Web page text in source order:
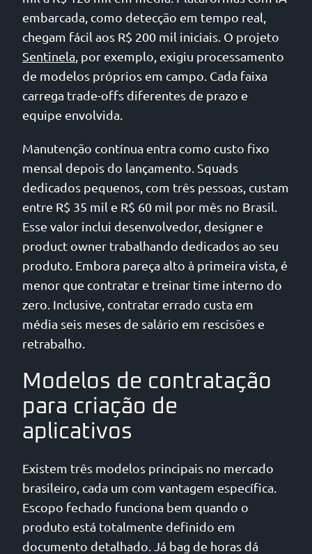
embarcada, como detecção em tempo real,
chegam fácil aos R$ 200 mil iniciais. O projeto
Sentinela , por exemplo, exigiu processamento
de modelos próprios em campo. Cada faixa
carrega trade-offs diferentes de prazo e
equipe envolvida.
Manutenção contínua entra como custo fixo
mensal depois do lançamento. Squads
dedicados pequenos, com três pessoas, custam
entre R$ 35 mil e R$ 60 mil por mês no Brasil.
Esse valor inclui desenvolvedor, designer e
product owner trabalhando dedicados ao seu
produto. Embora pareça alto à primeira vista, é
menor que contratar e treinar time interno do
zero. Inclusive, contratar errado custa em
média seis meses de salário em rescisões e
retrabalho.
Modelos de contratação
para criação de
aplicativos
Existem três modelos principais no mercado
brasileiro, cada um com vantagem específica.
Escopo fechado funciona bem quando o
produto está totalmente definido em
documento detalhado. Já bag de horas dá